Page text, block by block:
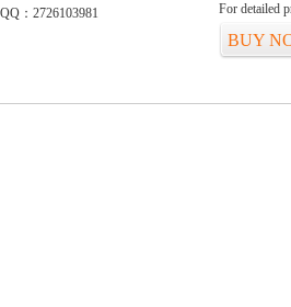
QQ：2726103981
For detailed
BUY